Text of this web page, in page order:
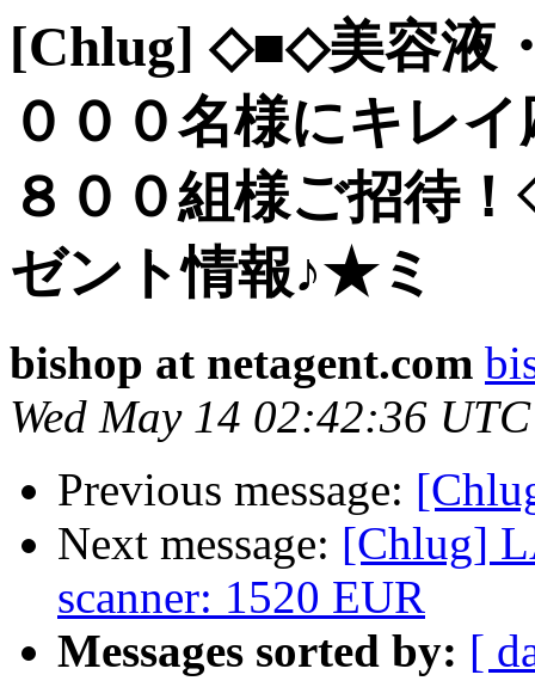
[Chlug] ◇■◇美容液
０００名様にキレ
８００組様ご招
ゼント情報♪★ミ
bishop at netagent.com
Wed May 14 02:42:36
Previous message:
Next message: [Chlug]
scanner: 1520 EUR
Messages sorted by: [